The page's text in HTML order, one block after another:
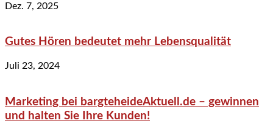
Dez. 7, 2025
Gutes Hören bedeutet mehr Lebensqualität
Juli 23, 2024
Marketing bei bargteheideAktuell.de – gewinnen
und halten Sie Ihre Kunden!